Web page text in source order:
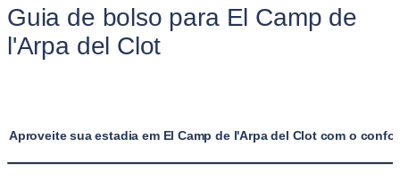
Guia de bolso para El Camp de
l'Arpa del Clot
Aproveite sua estadia em El Camp de l'Arpa del Clot com o